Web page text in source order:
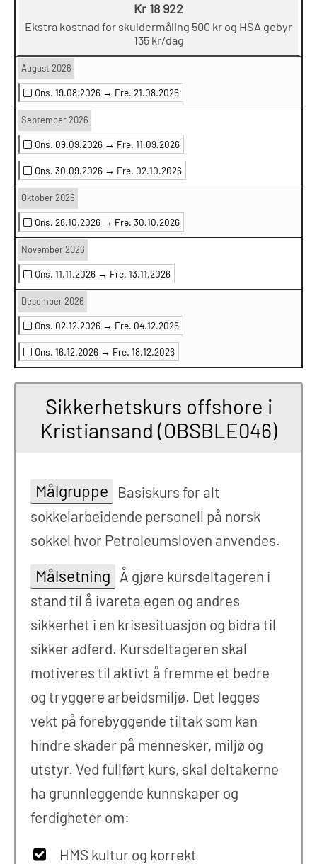
Kr 18 922
Ekstra kostnad for skuldermåling 500 kr og HSA gebyr
135 kr/dag
August 2026
Ons. 19.08.2026 → Fre. 21.08.2026
September 2026
Ons. 09.09.2026 → Fre. 11.09.2026
Ons. 30.09.2026 → Fre. 02.10.2026
Oktober 2026
Ons. 28.10.2026 → Fre. 30.10.2026
November 2026
Ons. 11.11.2026 → Fre. 13.11.2026
Desember 2026
Ons. 02.12.2026 → Fre. 04.12.2026
Ons. 16.12.2026 → Fre. 18.12.2026
Sikkerhetskurs offshore i
Kristiansand (OBSBLE046)
Målgruppe
Basiskurs for alt
sokkelarbeidende personell på norsk
sokkel hvor Petroleumsloven anvendes.
Målsetning Å gjøre kursdeltageren i
stand til å ivareta egen og andres
sikkerhet i en krisesituasjon og bidra til
sikker adferd. Kursdeltageren skal
motiveres til aktivt å fremme et bedre
og tryggere arbeidsmiljø. Det legges
vekt på forebyggende tiltak som kan
hindre skader på mennesker, miljø og
utstyr. Ved fullført kurs, skal deltakerne
ha grunnleggende kunnskaper og
ferdigheter om:
HMS kultur og korrekt